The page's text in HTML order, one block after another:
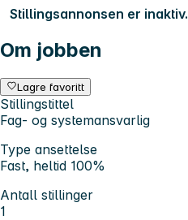
Stillingsannonsen er inaktiv.
Om jobben
Lagre favoritt
Stillingstittel
Fag- og systemansvarlig
Type ansettelse
Fast, heltid 100%
Antall stillinger
1